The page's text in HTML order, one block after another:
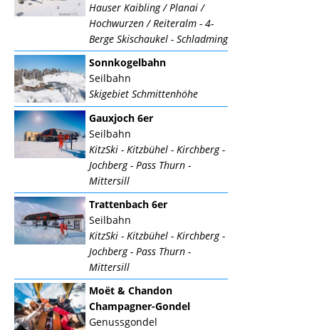
Hauser Kaibling / Planai /
Hochwurzen / Reiteralm - 4-
Berge Skischaukel - Schladming
Sonnkogelbahn
Seilbahn
Skigebiet Schmittenhöhe
Gauxjoch 6er
Seilbahn
KitzSki - Kitzbühel - Kirchberg -
Jochberg - Pass Thurn -
Mittersill
Trattenbach 6er
Seilbahn
KitzSki - Kitzbühel - Kirchberg -
Jochberg - Pass Thurn -
Mittersill
Moët & Chandon
Champagner-Gondel
Genussgondel